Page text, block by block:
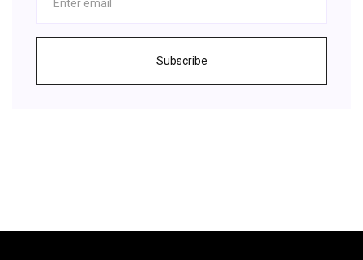
Subscribe